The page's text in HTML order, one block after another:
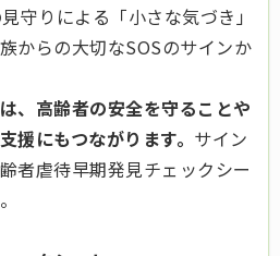
守りによる「小さな気づき」
からの大切なSOSのサインか
、高齢者の安全を守ることや
援にもつながります。 サイン
者虐待早期発見チェックシー